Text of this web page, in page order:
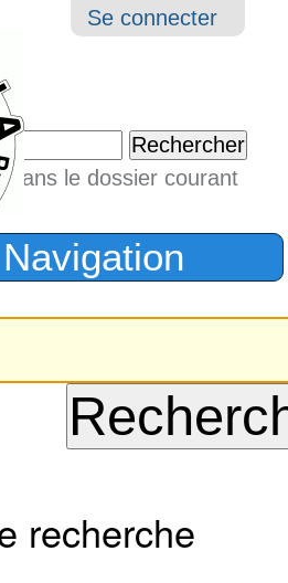
Outils
Se connecter
dans le dossier courant
recherche